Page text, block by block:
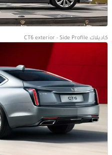
كاديلاك CT6 exterior - Side Profile